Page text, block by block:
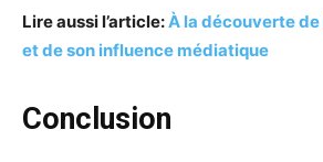
Lire aussi l’article:À la découverte
et de son influence médiatique
Conclusion